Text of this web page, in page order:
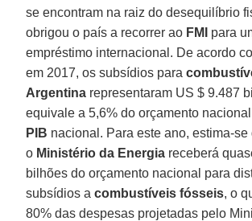
se encontram na raiz do desequilíbrio
obrigou o país a recorrer ao FMI
para
empréstimo internacional. De acordo
em 2017, os subsídios para
Argentina representaram US $ 9.487
equivale a 5,6% do orçamento
PIB nacional. Para este ano, estima-se
o Ministério da Energia receberá
bilhões do orçamento nacional para
subsídios acombustíveis fósseis, o
80% das despesas projetadas pelo